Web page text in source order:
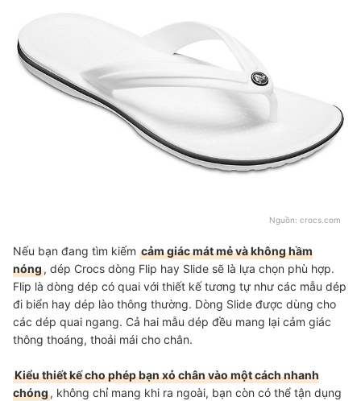
Nguồn: crocs.com
Nếu bạn đang tìm kiếm cảm giác mát mẻ và không hầm
nóng, dép Crocs dòng Flip hay Slide sẽ là lựa chọn phù hợp.
Flip là dòng dép có quai với thiết kế tương tự như các mẫu dép
đi biển hay dép lào thông thường. Dòng Slide được dùng cho
các dép quai ngang. Cả hai mẫu dép đều mang lại cảm giác
thông thoáng, thoải mái cho chân.
Kiểu thiết kế cho phép bạn xỏ chân vào một cách nhanh
chóng, không chỉ mang khi ra ngoài, bạn còn có thể tận dụng